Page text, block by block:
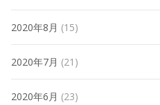
2020年8月 (15)
2020年7月 (21)
2020年6月 (23)